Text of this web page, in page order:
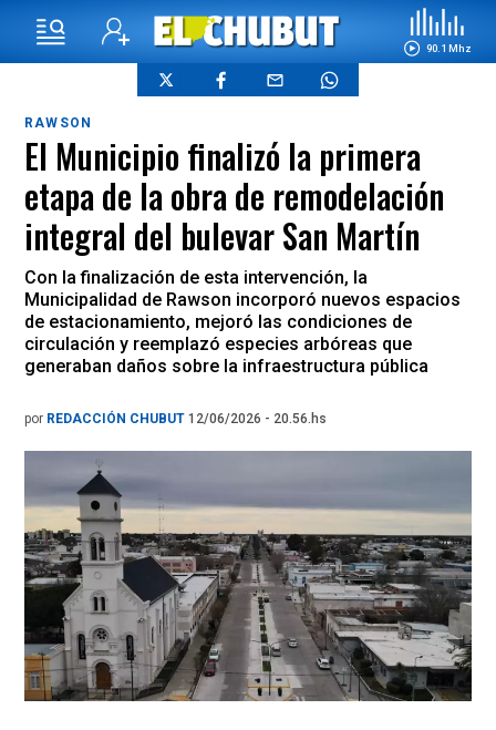
90.1 Mhz
RAWSON
El Municipio finalizó la primera
etapa de la obra de remodelación
integral del bulevar San Martín
Con la finalización de esta intervención, la
Municipalidad de Rawson incorporó nuevos espacios
de estacionamiento, mejoró las condiciones de
circulación y reemplazó especies arbóreas que
generaban daños sobre la infraestructura pública
por REDACCIÓN CHUBUT 12/06/2026 - 20.56.hs